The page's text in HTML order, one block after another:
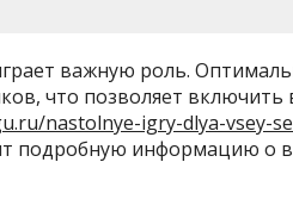
важную роль.
что позволяет
nastolnye-igry-dlya-vsey-
подробную информацию о